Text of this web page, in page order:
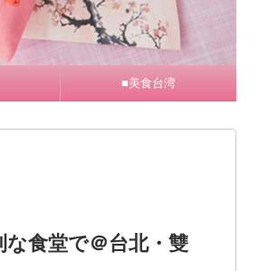
■美食台湾
食堂で＠台北・雙